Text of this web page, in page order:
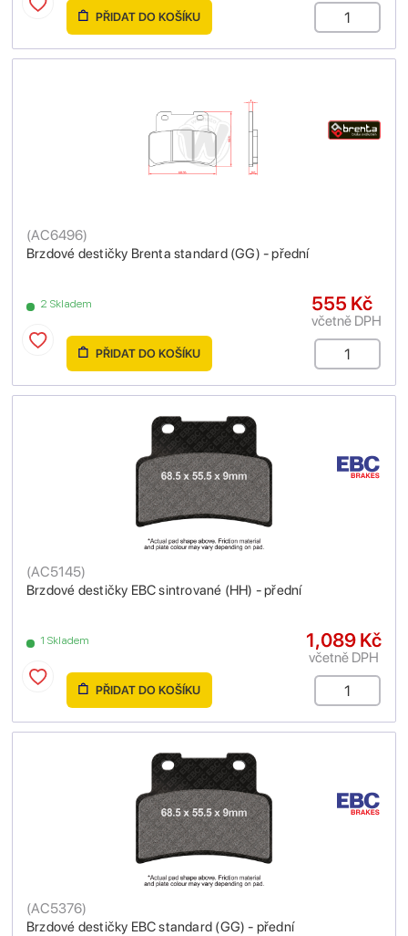
PŘIDAT DO KOŠÍKU
Brzdové destičky Brenta standard (GG) - přední
(AC6496)
2 Skladem 555 Kč
včetně DPH
PŘIDAT DO KOŠÍKU
Brzdové destičky EBC sintrované (HH) - přední
(AC5145)
1 Skladem 1,089 Kč
včetně DPH
PŘIDAT DO KOŠÍKU
Brzdové destičky EBC standard (GG) - přední
(AC5376)